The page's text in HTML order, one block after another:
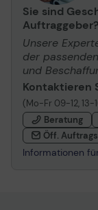
Sie sind
Auftraggeber?
Unsere
der
und
Kontaktieren
(Mo-Fr 09-12, 13-
Beratung
Öff.
Informationen